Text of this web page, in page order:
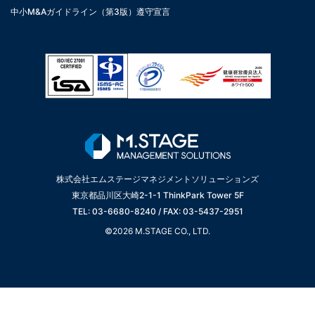
中小M&Aガイドライン（第3版）遵守宣言
株式会社エムステージマネジメントソリューションズ
東京都品川区大崎2-1-1 ThinkPark Tower 5F
TEL: 03-6680-8240 / FAX: 03-5437-2951
©2026 M.STAGE CO., LTD.